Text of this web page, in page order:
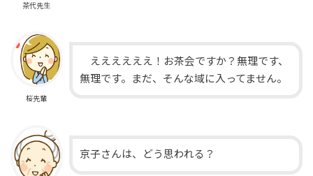
茶代先生
桜先輩
ええええええ！お茶会ですか？無理です、
無理です。まだ、そんな域に入ってません。
京子さんは、どう思われる？